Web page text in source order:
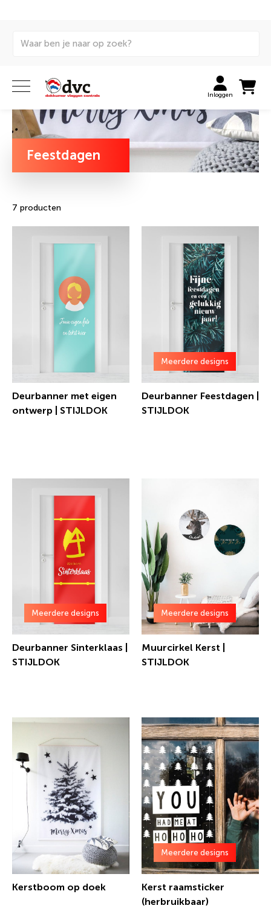
Inloggen
Feestdagen
7 producten
Deurbanner met eigen
ontwerp | STIJLDOK
Meerdere designs
Deurbanner Feestdagen |
STIJLDOK
Meerdere designs
Deurbanner Sinterklaas |
STIJLDOK
Meerdere designs
Muurcirkel Kerst |
STIJLDOK
Kerstboom op doek
Meerdere designs
Kerst raamsticker
(herbruikbaar)